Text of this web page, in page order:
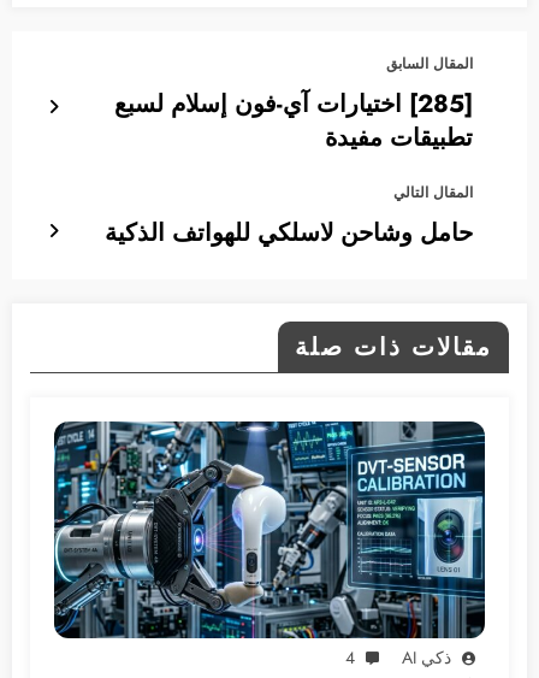
المقال السابق
[285] اختيارات آي-فون إسلام لسبع
تطبيقات مفيدة
المقال التالي
حامل وشاحن لاسلكي للهواتف الذكية
مقالات ذات صلة
ذكي AI 4